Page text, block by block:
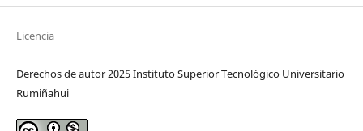
Licencia
Derechos de autor 2025 Instituto Superior Tecnológico Universitario
Rumiñahui